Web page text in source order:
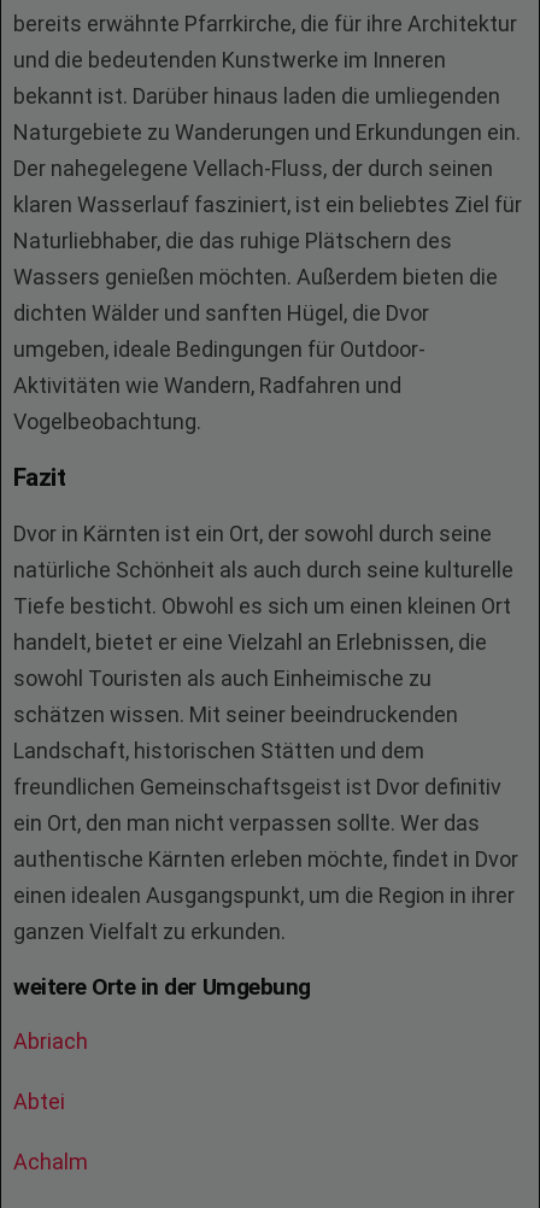
bereits erwähnte Pfarrkirche, die für ihre Architektur
und die bedeutenden Kunstwerke im Inneren
bekannt ist. Darüber hinaus laden die umliegenden
Naturgebiete zu Wanderungen und Erkundungen ein.
Der nahegelegene Vellach-Fluss, der durch seinen
klaren Wasserlauf fasziniert, ist ein beliebtes Ziel für
Naturliebhaber, die das ruhige Plätschern des
Wassers genießen möchten. Außerdem bieten die
dichten Wälder und sanften Hügel, die Dvor
umgeben, ideale Bedingungen für Outdoor-
Aktivitäten wie Wandern, Radfahren und
Vogelbeobachtung.
Fazit
Dvor in Kärnten ist ein Ort, der sowohl durch seine
natürliche Schönheit als auch durch seine kulturelle
Tiefe besticht. Obwohl es sich um einen kleinen Ort
handelt, bietet er eine Vielzahl an Erlebnissen, die
sowohl Touristen als auch Einheimische zu
schätzen wissen. Mit seiner beeindruckenden
Landschaft, historischen Stätten und dem
freundlichen Gemeinschaftsgeist ist Dvor definitiv
ein Ort, den man nicht verpassen sollte. Wer das
authentische Kärnten erleben möchte, findet in Dvor
einen idealen Ausgangspunkt, um die Region in ihrer
ganzen Vielfalt zu erkunden.
weitere Orte in der Umgebung
Abriach
Abtei
Achalm